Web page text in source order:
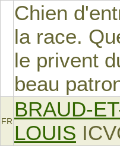
Chien
la race.
le privent
beau
FR
BRAUD-
LOUIS